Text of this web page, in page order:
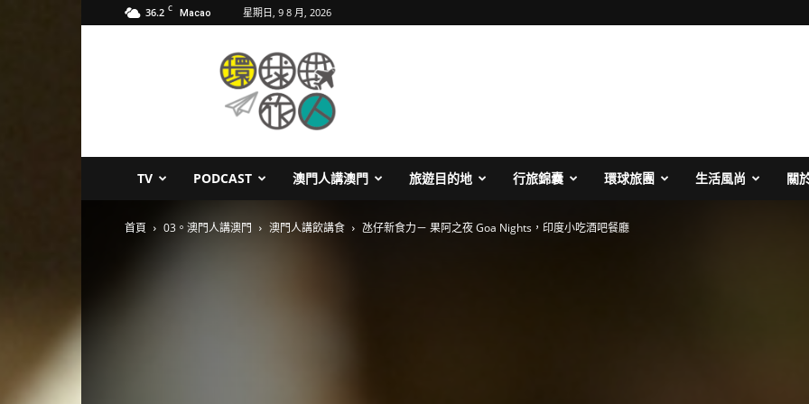
36.2 C Macao 星期日, 9 8 月, 2026
TV PODCAST 澳門人講澳門 旅遊目的地 行旅錦囊 環球旅團 生活風尚 關
首頁 03。澳門人講澳門 澳門人講飲講食 氹仔新食力－ 果阿之夜 Goa Nights，印度小吃酒吧餐廳